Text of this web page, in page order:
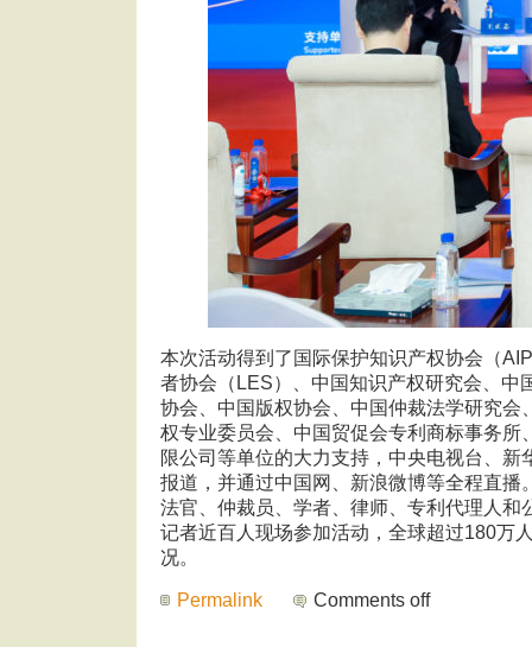
本次活动得到了国际保护知识产权协会（
者协会（LES）、中国知识产权研究会、中
协会、中国版权协会、中国仲裁法学研究会
权专业委员会、中国贸促会专利商标事务所
限公司等单位的大力支持，中央电视台、新
报道，并通过中国网、新浪微博等全程直播
法官、仲裁员、学者、律师、专利代理人和
记者近百人现场参加活动，全球超过180万
况。
Permalink Comments off